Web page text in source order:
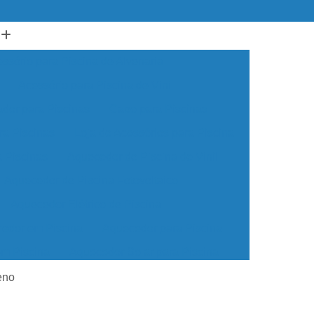
para Piscina